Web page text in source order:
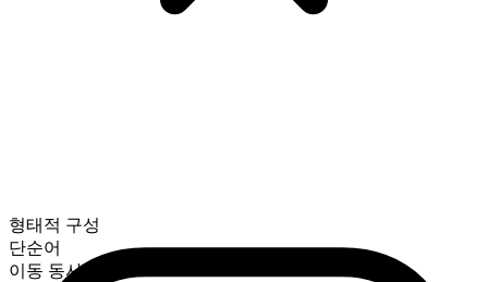
형태적 구성
단순어
이동 동사